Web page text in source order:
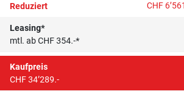
Reduziert
CHF
Leasing*
mtl. ab CHF 354.-*
Kaufpreis
CHF 34’289.-